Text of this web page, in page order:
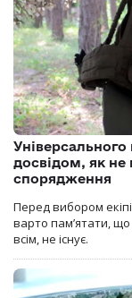
Універсального
досвідом, як
спорядження
Перед вибором
варто пам’ятати, що
всім, не існує.